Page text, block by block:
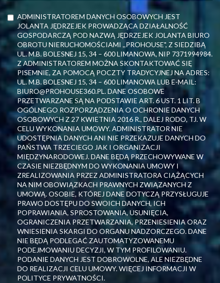
ADMINISTRATOREM DANYCH OSOBOWYCH JEST
JOLANTA JĘDRZEJEK PROWADZĄCA DZIAŁALNOŚĆ
GOSPODARCZĄ POD NAZWĄ JĘDRZEJEK JOLANTA BIURO
OBROTU NIERUCHOMOŚCIAMI ,,PROHOUSE", Z SIEDZIBĄ
UL. M.B. BOLESNEJ 15, 34 – 600 LIMANOWA, NIP 7371994984.
Z ADMINISTRATOREM MOŻNA SKONTAKTOWAĆ SIĘ
PISEMNIE, ZA POMOCĄ POCZTY TRADYCYJNEJ NA ADRES:
UL. M.B. BOLESNEJ 15, 34 – 600 LIMANOWA LUB E-MAIL:
BIURO@PROHOUSE360.PL. DANE OSOBOWE
PRZETWARZANE SĄ NA PODSTAWIE ART. 6 UST. 1 LIT. B
OGÓLNEGO ROZPORZĄDZENIA O OCHRONIE DANYCH
OSOBOWYCH Z 27 KWIETNIA 2016 R., DALEJ RODO, TJ. W
CELU WYKONANIA UMOWY. ADMINISTRATOR NIE
UDOSTĘPNIA DANYCH ANI NIE PRZEKAZUJE DANYCH DO
PAŃSTWA TRZECIEGO JAK I ORGANIZACJI
MIĘDZYNARODOWEJ. DANE BĘDĄ PRZECHOWYWANE W
CZASIE NIEZBĘDNYM DO WYKONANIA UMOWY I
ZREALIZOWANIA PRZEZ ADMINISTRATORA CIĄŻĄCYCH
NA NIM OBOWIĄZKACH PRAWNYCH ZWIĄZANYCH Z
UMOWĄ. OSOBIE, KTÓREJ DANE DOTYCZĄ PRZYSŁUGUJE
PRAWO DOSTĘPU DO SWOICH DANYCH, ICH
POPRAWIANIA, SPROSTOWANIA, USUNIĘCIA,
OGRANICZENIA PRZETWARZANIA, PRZENIESIENIA ORAZ
WNIESIENIA SKARGI DO ORGANU NADZORCZEGO. DANE
NIE BĘDĄ PODLEGAĆ ZAUTOMATYZOWANEMU
PODEJMOWANIU DECYZJI, W TYM PROFILOWANIU.
PODANIE DANYCH JEST DOBROWOLNE, ALE NIEZBĘDNE
DO REALIZACJI CELU UMOWY. WIĘCEJ INFORMACJI W
POLITYCE PRYWATNOŚCI.